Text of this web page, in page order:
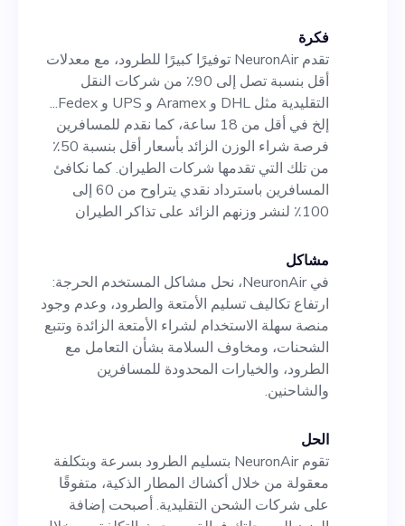
NeuronAir منصة الإطلاق
الخاصة بك. دعونا نوحد جهودنا
لجعل الشحن ميسور التكلفة
ومجزيًا!»
فكرة
تقدم NeuronAir توفيرًا كبيرًا للطرود، مع معدلات
أقل بنسبة تصل إلى 90٪ من شركات النقل
التقليدية مثل DHL و Aramex و UPS و Fedex...
إلخ في أقل من 18 ساعة، كما نقدم للمسافرين
فرصة شراء الوزن الزائد بأسعار أقل بنسبة 50٪
من تلك التي تقدمها شركات الطيران. كما نكافئ
المسافرين باسترداد نقدي يتراوح من 60 إلى
100٪ لنشر وزنهم الزائد على تذاكر الطيران
مشاكل
في NeuronAir، نحل مشاكل المستخدم الحرجة:
ارتفاع تكاليف تسليم الأمتعة والطرود، وعدم وجود
منصة سهلة الاستخدام لشراء الأمتعة الزائدة وتتبع
الشحنات، ومخاوف السلامة بشأن التعامل مع
الطرود، والخيارات المحدودة للمسافرين
والشاحنين.
الحل
تقوم NeuronAir بتسليم الطرود بسرعة وبتكلفة
معقولة من خلال أكشاك المطار الذكية، متفوقًا
على شركات الشحن التقليدية. أصبحت إضافة